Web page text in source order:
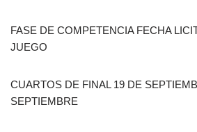
FASE DE COMPETENCIA FECHA
JUEGO
CUARTOS DE FINAL 19 DE
SEPTIEMBRE